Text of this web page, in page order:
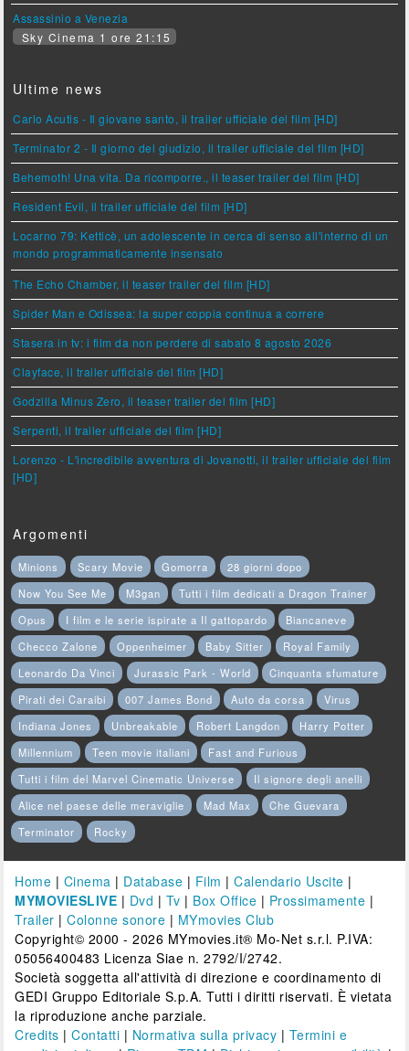
Assassinio a Venezia
Sky Cinema 1 ore 21:15
Ultime news
Carlo Acutis - Il giovane santo, il trailer ufficiale del film [HD]
Terminator 2 - Il giorno del giudizio, il trailer ufficiale del film [HD]
Behemoth! Una vita. Da ricomporre., il teaser trailer del film [HD]
Resident Evil, il trailer ufficiale del film [HD]
Locarno 79: Ketticè, un adolescente in cerca di senso all'interno di un
mondo programmaticamente insensato
The Echo Chamber, il teaser trailer del film [HD]
Spider Man e Odissea: la super coppia continua a correre
Stasera in tv: i film da non perdere di sabato 8 agosto 2026
Clayface, il trailer ufficiale del film [HD]
Godzilla Minus Zero, il teaser trailer del film [HD]
Serpenti, il trailer ufficiale del film [HD]
Lorenzo - L'incredibile avventura di Jovanotti, il trailer ufficiale del film
[HD]
Argomenti
Minions Scary Movie Gomorra
28 giorni dopo
Now You See Me
M3gan
Tutti i film dedicati a Dragon Trainer
Opus
I film e le serie ispirate a Il gattopardo
Biancaneve
Checco Zalone
Oppenheimer Baby Sitter
Royal Family
Leonardo Da Vinci
Jurassic Park - World
Cinquanta sfumature
Pirati dei Caraibi
007 James Bond Auto da corsa
Virus
Indiana Jones
Unbreakable Robert Langdon
Harry Potter
Millennium
Teen movie italiani
Fast and Furious
Tutti i film del Marvel Cinematic Universe
Il signore degli anelli
Alice nel paese delle meraviglie
Mad Max
Che Guevara
Terminator
Rocky
Home | Cinema | Database | Film |Calendario Uscite |
MYMOVIESLIVE | Dvd | Tv | Box Office | Prossimamente |
Trailer |Colonne sonore | MYmovies Club
Copyright© 2000 - 2026 MYmovies.it® Mo-Net s.r.l. P.IVA:
05056400483 Licenza Siae n. 2792/I/2742.
Società soggetta all'attività di direzione e coordinamento di
GEDI Gruppo Editoriale S.p.A. Tutti i diritti riservati. È vietata
la riproduzione anche parziale.
Credits |Contatti | Normativa sulla privacy | Termini e